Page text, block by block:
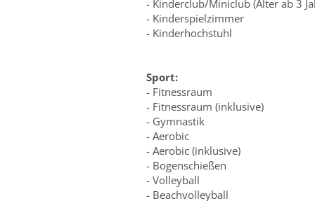
- Kinderclub/Miniclub (Alter ab 3
- Kinderspielzimmer
- Kinderhochstuhl
Sport:
- Fitnessraum
- Fitnessraum (inklusive)
- Gymnastik
- Aerobic
- Aerobic (inklusive)
- Bogenschießen
- Volleyball
- Beachvolleyball